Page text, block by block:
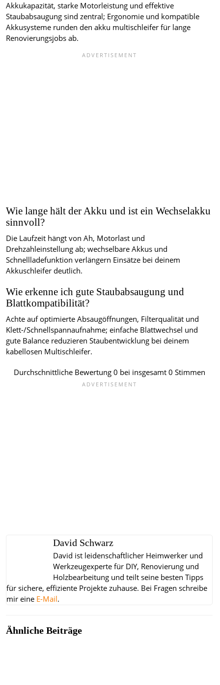
Akkukapazität, starke Motorleistung und effektive
Staubabsaugung sind zentral; Ergonomie und kompatible
Akkusysteme runden den akku multischleifer für lange
Renovierungsjobs ab.
Wie lange hält der Akku und ist ein Wechselakku
sinnvoll?
Die Laufzeit hängt von Ah, Motorlast und
Drehzahleinstellung ab; wechselbare Akkus und
Schnellladefunktion verlängern Einsätze bei deinem
Akkuschleifer deutlich.
Wie erkenne ich gute Staubabsaugung und
Blattkompatibilität?
Achte auf optimierte Absaugöffnungen, Filterqualität und
Klett-/Schnellspannaufnahme; einfache Blattwechsel und
gute Balance reduzieren Staubentwicklung bei deinem
kabellosen Multischleifer.
Durchschnittliche Bewertung0 bei insgesamt0 Stimmen
David Schwarz
David ist leidenschaftlicher Heimwerker und
Werkzeugexperte für DIY, Renovierung und
Holzbearbeitung und teilt seine besten Tipps
für sichere, effiziente Projekte zuhause. Bei Fragen schreibe
mir eine E-Mail.
Ähnliche Beiträge